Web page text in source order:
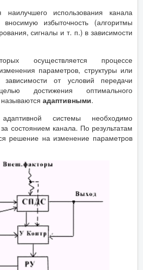
использования канала
избыточность (алгоритмы
сигналы и т. п.) в зависимости
осуществляется процессе
параметров, структуры или
от условий передачи
достижения оптимального
адаптивными.
системы необходимо
состоянием канала. По результатам
решение на изменение параметров